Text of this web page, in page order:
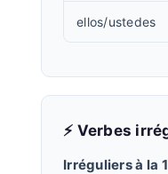
ellos/ustedes
⚡ Verbes
Irréguliers à la